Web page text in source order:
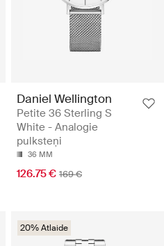
Daniel Wellington
Petite 36 Sterling S
White - Analogie
pulksteņi
36 MM
126.75 € 169 €
20% Atlaide